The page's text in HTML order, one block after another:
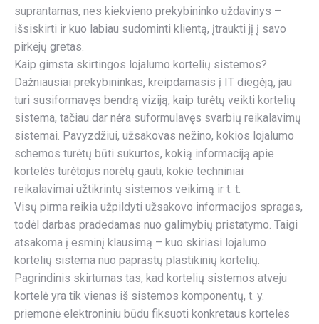
suprantamas, nes kiekvieno prekybininko uždavinys –
išsiskirti ir kuo labiau sudominti klientą, įtraukti jį į savo
pirkėjų gretas.
Kaip gimsta skirtingos lojalumo kortelių sistemos?
Dažniausiai prekybininkas, kreipdamasis į IT diegėją, jau
turi susiformavęs bendrą viziją, kaip turėtų veikti kortelių
sistema, tačiau dar nėra suformulavęs svarbių reikalavimų
sistemai. Pavyzdžiui, užsakovas nežino, kokios lojalumo
schemos turėtų būti sukurtos, kokią informaciją apie
kortelės turėtojus norėtų gauti, kokie techniniai
reikalavimai užtikrintų sistemos veikimą ir t. t.
Visų pirma reikia užpildyti užsakovo informacijos spragas,
todėl darbas pradedamas nuo galimybių pristatymo. Taigi
atsakoma į esminį klausimą – kuo skiriasi lojalumo
kortelių sistema nuo paprastų plastikinių kortelių.
Pagrindinis skirtumas tas, kad kortelių sistemos atveju
kortelė yra tik vienas iš sistemos komponentų, t. y.
priemonė elektroniniu būdu fiksuoti konkretaus kortelės